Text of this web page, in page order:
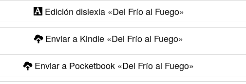
Edición dislexia«Del Frío al Fuego»
Enviar a Kindle «Del Frío al Fuego»
Enviar a Pocketbook «Del Frío al Fuego»